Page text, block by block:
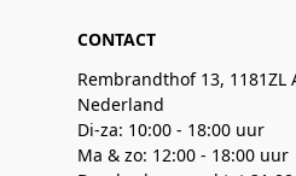
CONTACT
Rembrandthof 13, 1181ZL
Nederland
Di-za: 10:00 - 18:00 uur
Ma & zo: 12:00 - 18:00 uur